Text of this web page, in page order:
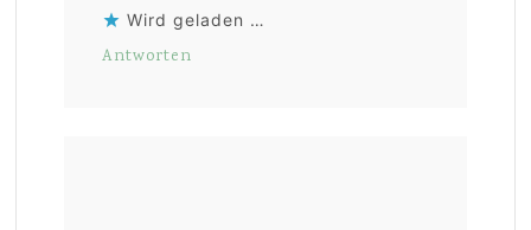
Wird geladen …
Antworten